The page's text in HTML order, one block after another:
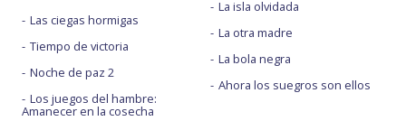
Las ciegas hormigas
Tiempo de victoria
Noche de paz 2
Los juegos del hambre:
Amanecer en la cosecha
La isla olvidada
La otra madre
La bola negra
Ahora los suegros son ellos